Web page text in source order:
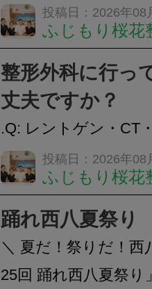
か？A：はい、お任
性的な肩こりの原因
慣など様々です。痛
し、お一人おひとり
をご提案します。.#
投稿日：2026年08
ふじもり桜花
整形外科に行っ
丈夫ですか？
.Q: レントゲン・CT
いなくても施術は受
A: はい、受けられま
態を丁寧に確認した
います。必要に応じ
ン・CT・MRIなどの
投稿日：2026年08
ふじもり桜花
踊れ西八夏祭り
＼ 夏だ！祭りだ！西
25回 踊れ西八夏祭